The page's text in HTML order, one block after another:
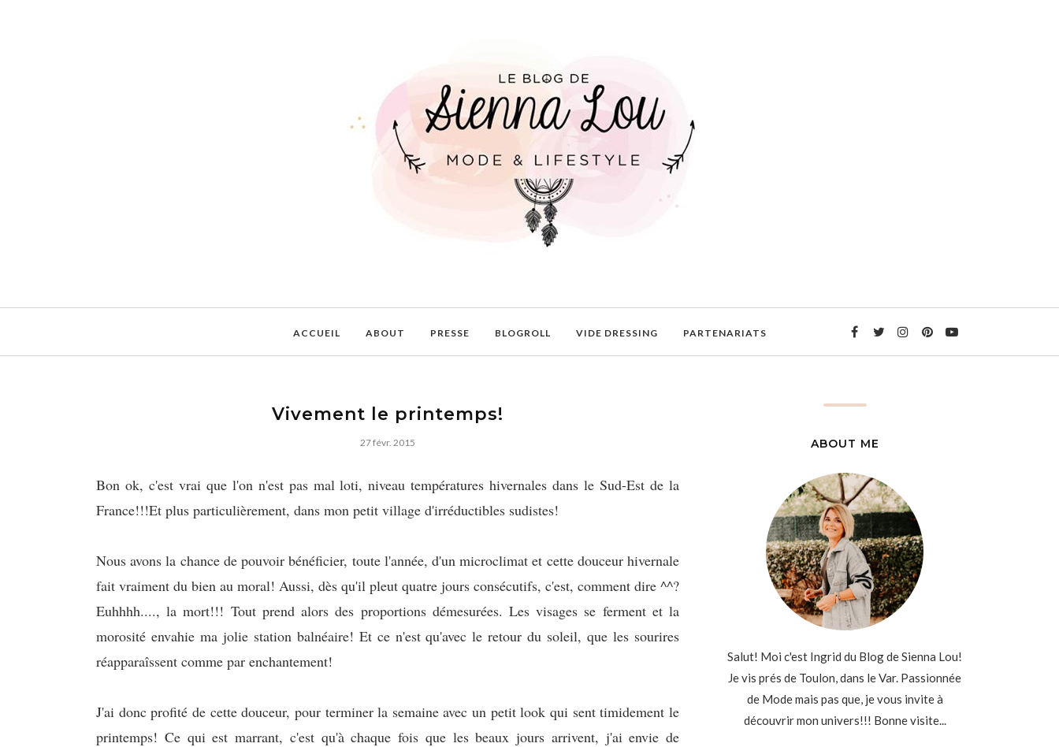
ACCUEIL ABOUT PRESSE BLOGROLL VIDE DRESSING PARTENARIATS
Vivement le printemps!
27 févr. 2015
Bon ok, c'est vrai que l'on n'est pas mal loti, niveau températures hivernales dans le Sud-Est de la
France!!!Et plus particulièrement, dans mon petit village d'irréductibles sudistes!
Nous avons la chance de pouvoir bénéficier, toute l'année, d'un microclimat et cette douceur hivernale
fait vraiment du bien au moral! Aussi, dès qu'il pleut quatre jours consécutifs, c'est, comment dire ^^?
Euhhhh...., la mort!!! Tout prend alors des proportions démesurées. Les visages se ferment et la
morosité envahie ma jolie station balnéaire! Et ce n'est qu'avec le retour du soleil, que les sourires
réapparaîssent comme par enchantement!
J'ai donc profité de cette douceur, pour terminer la semaine avec un petit look qui sent timidement le
printemps! Ce qui est marrant, c'est qu'à chaque fois que les beaux jours arrivent, j'ai envie de
ABOUT ME
Salut! Moi c'est Ingrid du Blog de Sienna Lou!
Je vis prés de Toulon, dans le Var. Passionnée
de Mode mais pas que, je vous invite à
découvrir mon univers!!! Bonne visite...